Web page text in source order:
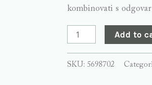
kombinovati s
quantity
Add to
SKU: 5698702